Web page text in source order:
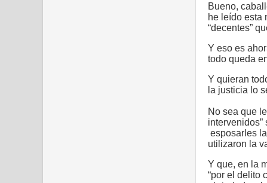
Bueno,
he leído esta
“decentes”
Y eso es
todo queda
Y quieran
la justicia lo
No sea que
esposarles
utilizaron la
Y que, en la
“por el delito